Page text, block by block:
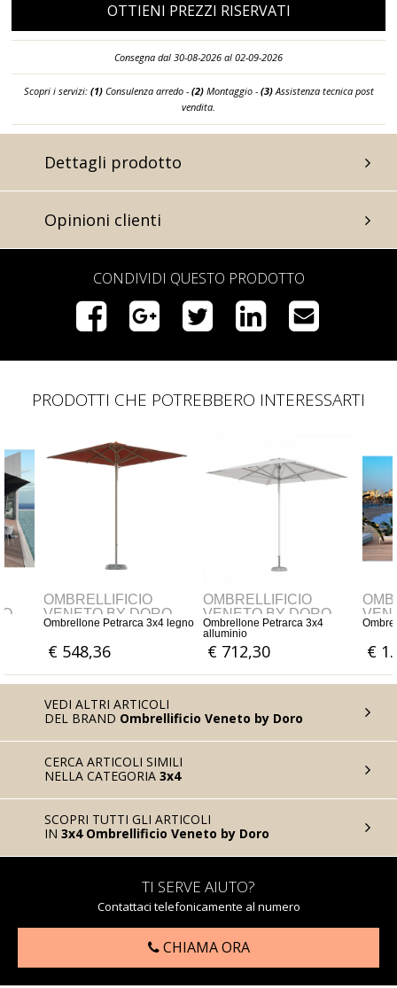
OTTIENI PREZZI RISERVATI
Consegna dal 30-08-2026 al 02-09-2026
Scopri i servizi: (1)Consulenza arredo - (2)Montaggio - (3)Assistenza tecnica post
vendita.
Dettagli prodotto
Opinioni clienti
CONDIVIDI QUESTO PRODOTTO
PRODOTTI CHE POTREBBERO INTERESSARTI
OMBRELLIFICIO
VENETO BY DORO
Ombrellone Petrarca 3x4 legno
€ 548,36
OMBRELLIFICIO
VENETO BY DORO
Ombrellone Petrarca 3x4
alluminio
€ 712,30 €
VEDI ALTRI ARTICOLI
DEL BRAND Ombrellificio Veneto by Doro
CERCA ARTICOLI SIMILI
NELLA CATEGORIA 3x4
SCOPRI TUTTI GLI ARTICOLI
IN 3x4 Ombrellificio Veneto by Doro
TI SERVE AIUTO?
Contattaci telefonicamente al numero
CHIAMA ORA